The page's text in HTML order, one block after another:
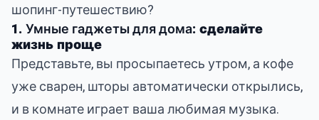
шопинг-путешествию?
1.Умные гаджеты для дома: сделайте
жизнь проще
Представьте, вы просыпаетесь утром, а кофе
уже сварен, шторы автоматически открылись,
и в комнате играет ваша любимая музыка.